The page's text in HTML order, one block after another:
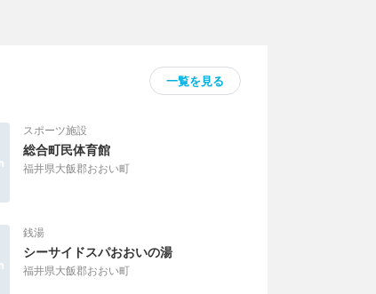
一覧を見る
スポーツ施設
総合町民体育館
福井県大飯郡おおい町
銭湯
シーサイドスパおおいの湯
福井県大飯郡おおい町